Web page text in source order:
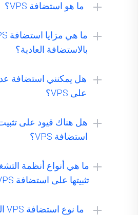
ما هو استضافة VPS؟
بالاستضافة العادية؟
هل يمكنني استضافة
على VPS؟
هل هناك قيود على
استضافة VPS؟
ما هي أنواع أنظمة
تثبيتها على استضافة VPS؟
ما نوع استضافة VPS التي تقدمونها؟